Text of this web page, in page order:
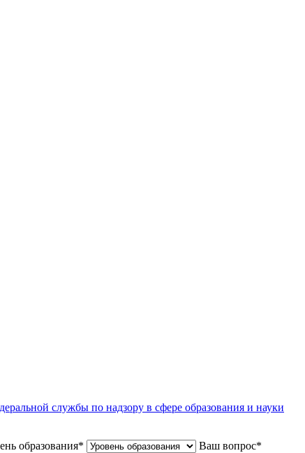
службы по надзору в сфере образования и науки
образования* Ваш вопрос*